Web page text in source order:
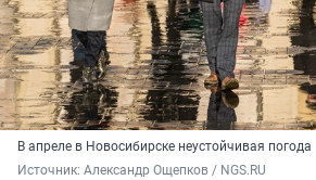
В апреле в Новосибирске неустойчивая погода
Источник: Александр Ощепков / NGS.RU